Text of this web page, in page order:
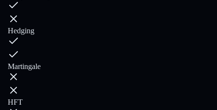
Hedging
Martingale
HFT